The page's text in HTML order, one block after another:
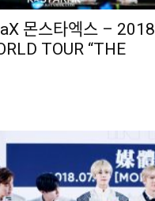
몬스타엑스 – 2018
TOUR “THE